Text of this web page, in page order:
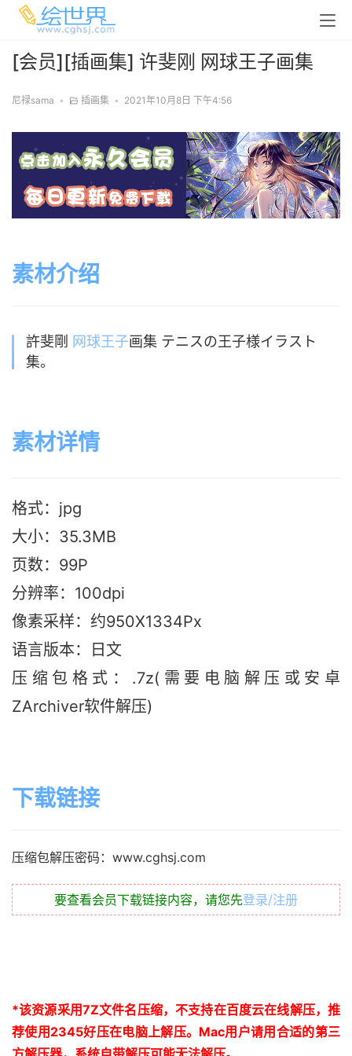
[会员][插画集] 许斐刚 网球王子画集
尼禄sama • 插画集 • 2021年10月8日 下午4:56
素材介绍
許斐剛 网球王子画集 テニスの王子様イラスト
集。
素材详情
格式：jpg
大小：35.3MB
页数：99P
分辨率：100dpi
像素采样：约950X1334Px
语言版本：日文
压缩包格式：.7z(需要电脑解压或安卓
ZArchiver软件解压)
下载链接
压缩包解压密码：www.cghsj.com
要查看会员下载链接内容，请您先登录/注册
*该资源采用7Z文件名压缩，不支持在百度云在线解压，推
荐使用2345好压在电脑上解压。 Mac用户请用合适的第三